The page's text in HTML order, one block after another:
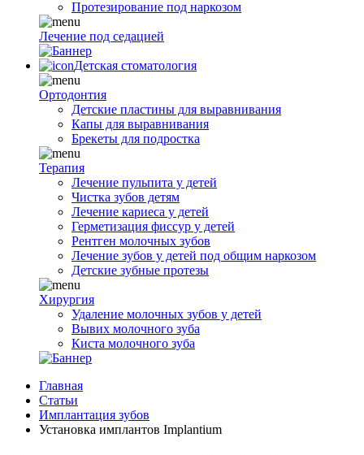
Протезирование под наркозом
Лечение под седацией
Детская стоматология
Ортодонтия
Детские пластины для выравнивания
Капы для выравнивания
Брекеты для подростка
Терапия
Лечение пульпита у детей
Чистка зубов детям
Лечение кариеса у детей
Герметизация фиссур у детей
Рентген молочных зубов
Лечение зубов у детей под общим наркозом
Детские зубные протезы
Хирургия
Удаление молочных зубов у детей
Вывих молочного зуба
Киста молочного зуба
Главная
Статьи
Имплантация зубов
Установка имплантов Implantium